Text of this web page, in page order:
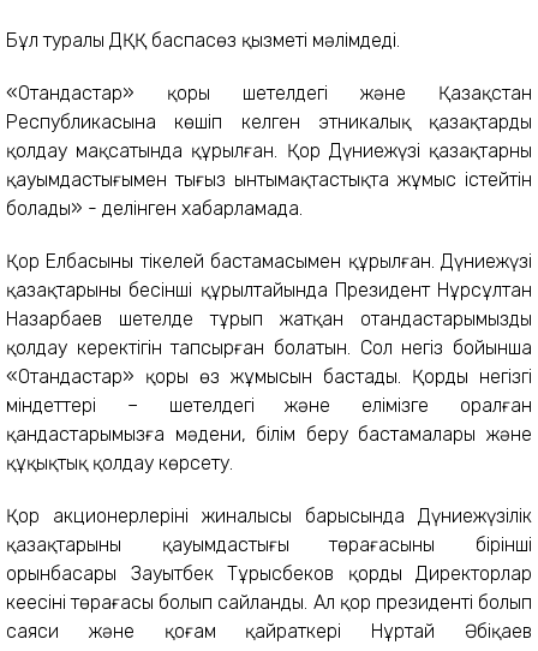
Бұл туралы ДҚҚ баспасөз қызметі мәлімдеді.
«Отандастар» қоры шетелдегі және Қазақстан
Республикасына көшіп келген этникалық қазақтарды
қолдау мақсатында құрылған. Қор Дүниежүзі қазақтарның
қауымдастығымен тығыз ынтымақтастықта жұмыс істейтін
болады» - делінген хабарламада.
Қор Елбасының тікелей бастамасымен құрылған. Дүниежүзі
қазақтарының бесінші құрылтайында Президент Нұрсұлтан
Назарбаев шетелде тұрып жатқан отандастарымызды
қолдау керектігін тапсырған болатын. Сол негіз бойынша
«Отандастар» қоры өз жұмысын бастады. Қордың негізгі
міндеттері – шетелдегі және елімізге оралған
қандастарымызға мәдени, білім беру бастамалары және
құқықтық қолдау көрсету.
Қор акционерлерінің жиналысы барысында Дүниежүзілік
қазақтарының қауымдастығы төрағасының бірінші
орынбасары Зауытбек Тұрысбеков қордың Директорлар
кеңесінің төрағасы болып сайланды. Ал қор президенті болып
саяси және қоғам қайраткері Нұртай Әбіқаев